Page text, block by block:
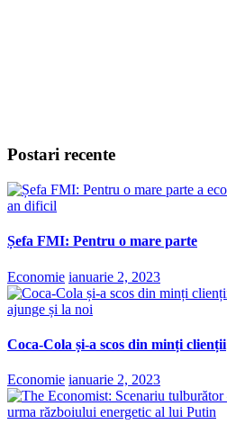
Postari recente
Șefa FMI: Pentru o mare parte
Economie ianuarie 2, 2023
Coca-Cola și-a scos din minți clienții
Economie ianuarie 2, 2023